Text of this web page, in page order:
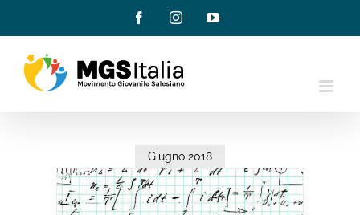
contenuto
FacebookInstagramYouTube
Giugno 2018